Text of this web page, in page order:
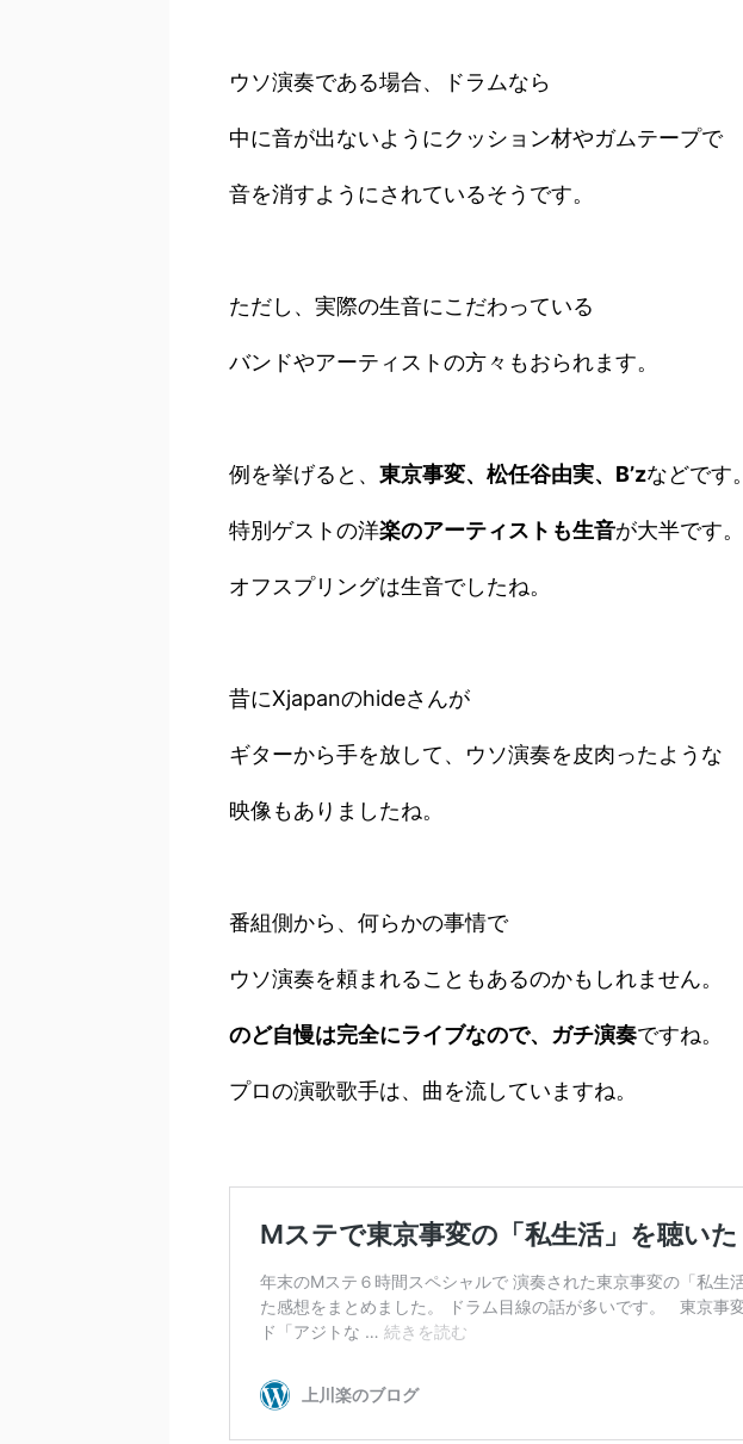
ウソ演奏である場合、ドラムなら
中に音が出ないようにクッション材やガムテープで
音を消すようにされているそうです。
ただし、実際の生音にこだわっている
バンドやアーティストの方々もおられます。
例を挙げると、 東京事変、松任谷由実、B’zなどです。
特別ゲストの洋楽のアーティストも生音が大半です。
オフスプリングは生音でしたね。
昔にXjapanのhideさんが
ギターから手を放して、ウソ演奏を皮肉ったような
映像もありましたね。
番組側から、何らかの事情で
ウソ演奏を頼まれることもあるのかもしれません。
のど自慢は完全にライブなので、ガチ演奏ですね。
プロの演歌歌手は、曲を流していますね。